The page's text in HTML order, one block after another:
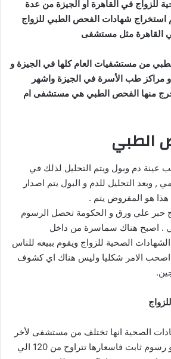
للزواج في القاهرة او الجيزة من عدة
شهادات الفحص الطبي للزواج
مثل مستشفى
من مستشفيات العام كلها في الجيزة و
مراكز طب الأسرة في الجيزة واشهر
منها الفحص الطبي هي مستشفى ام
الطبي
عينة دم وبول ويتم التحليل لذلك في
, وبعد التحليل للدم و البول يتم اصدار
هذا هو المفروض يتم .
حبر علي ورق و الحكومة تحصل الرسوم
. اصبح هناك سماسرة من داخل
الصحية للزواج ويقوم ببيعه للناس
اصحب الامر شكليا وليس هناك اي كشوف
الصحية انها تختلف من مستشفى لأخر
وليس هناك سعر ثابت او رسوم ثابت فاسعارها تتراوح من 120 الي